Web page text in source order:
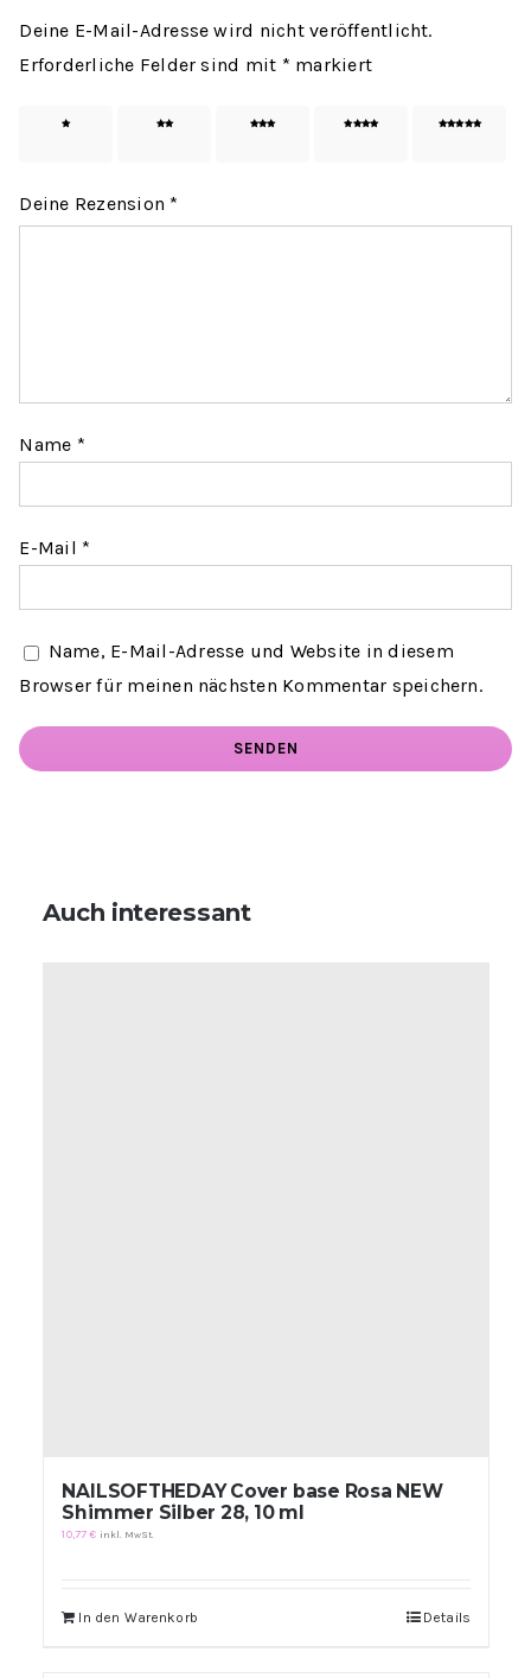
Deine E-Mail-Adresse wird nicht veröffentlicht.
Erforderliche Felder sind mit * markiert
1 von
2 von
3 von
4 von
5 von
Deine Rezension *
Name *
E-Mail *
Name, E-Mail-Adresse und Website in diesem
Browser für meinen nächsten Kommentar speichern.
Auch interessant
NAILSOFTHEDAY Cover base Rosa NEW
Shimmer Silber 28, 10 ml
10,77€ inkl. MwSt.
In den Warenkorb Details